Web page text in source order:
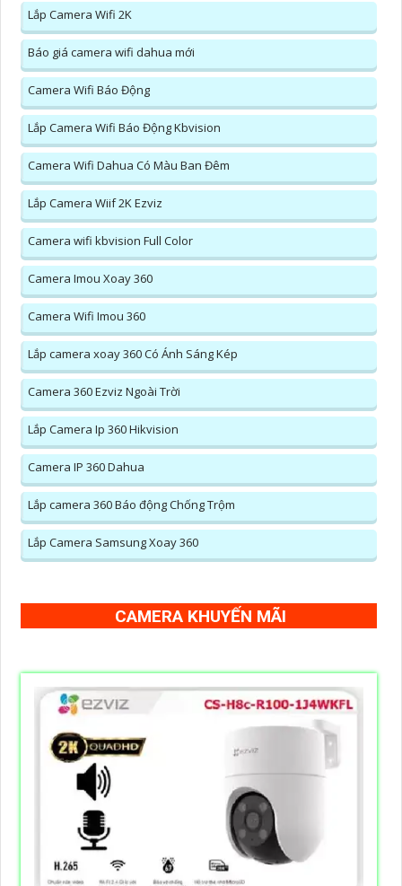
Lắp Camera Wifi 2K
Báo giá camera wifi dahua mới
Camera Wifi Báo Động
Lắp Camera Wifi Báo Động Kbvision
Camera Wifi Dahua Có Màu Ban Đêm
Lắp Camera Wiif 2K Ezviz
Camera wifi kbvision Full Color
Camera Imou Xoay 360
Camera Wifi Imou 360
Lắp camera xoay 360 Có Ánh Sáng Kép
Camera 360 Ezviz Ngoài Trời
Lắp Camera Ip 360 Hikvision
Camera IP 360 Dahua
Lắp camera 360 Báo động Chống Trộm
Lắp Camera Samsung Xoay 360
CAMERA KHUYẾN MÃI